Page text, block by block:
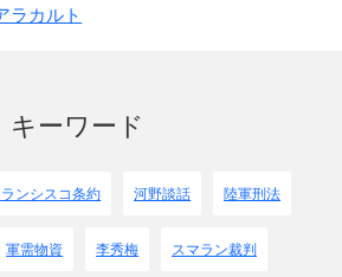
ラカルト
キーワード
ンシスコ条約 河野談話 陸軍刑法
軍需物資 李秀梅 スマラン裁判